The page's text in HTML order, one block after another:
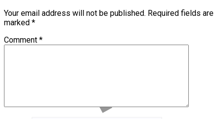
Your email address will not be published. Required fields are
marked *
Comment *